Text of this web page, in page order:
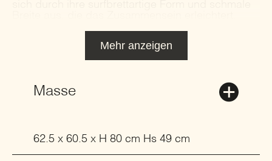
Mehr anzeigen
Masse
62.5 x 60.5 x H 80 cm Hs 49 cm